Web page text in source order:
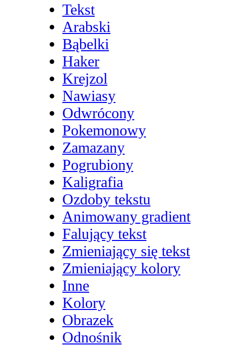
Tekst
Arabski
Bąbelki
Haker
Krejzol
Nawiasy
Odwrócony
Pokemonowy
Zamazany
Pogrubiony
Kaligrafia
Ozdoby tekstu
Animowany gradient
Falujący tekst
Zmieniający się tekst
Zmieniający kolory
Inne
Kolory
Obrazek
Odnośnik